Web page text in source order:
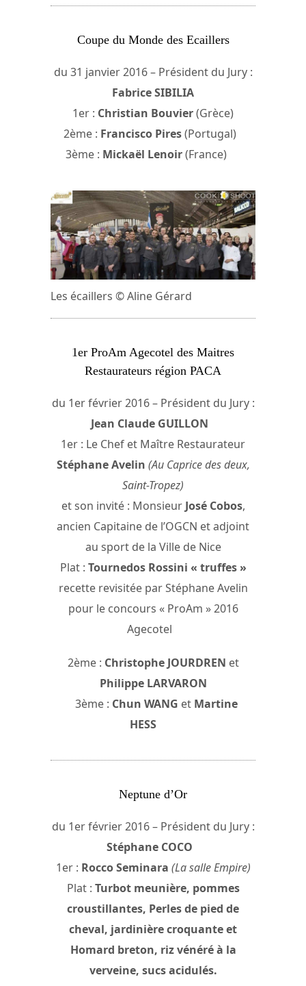
Coupe du Monde des Ecaillers
du 31 janvier 2016 – Président du Jury :
Fabrice SIBILIA
1er : Christian Bouvier(Grèce)
2ème : Francisco Pires(Portugal)
3ème : Mickaël Lenoir(France)
Les écaillers © Aline Gérard
1er ProAm Agecotel des Maitres
Restaurateurs région PACA
du 1er février 2016 – Président du Jury :
Jean Claude GUILLON
1er : Le Chef et Maître Restaurateur
Stéphane Avelin (Au Caprice des deux,
Saint-Tropez)
et son invité : Monsieur José Cobos,
ancien Capitaine de l’OGCN et adjoint
au sport de la Ville de Nice
Plat : Tournedos Rossini « truffes »
recette revisitée par Stéphane Avelin
pour le concours « ProAm » 2016
Agecotel
2ème : Christophe JOURDREN et
Philippe LARVARON
3ème : Chun WANG et Martine
HESS
Neptune d’Or
du 1er février 2016 – Président du Jury :
Stéphane COCO
1er : Rocco Seminara (La salle Empire)
Plat : Turbot meunière, pommes
croustillantes, Perles de pied de
cheval, jardinière croquante et
Homard breton, riz vénéré à la
verveine, sucs acidulés.